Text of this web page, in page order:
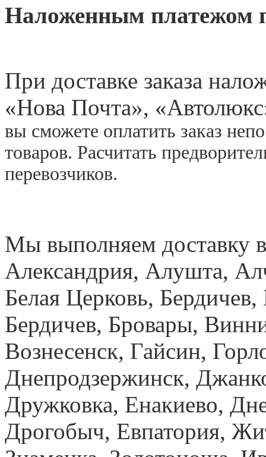
Наложенным платежом
При доставке заказа
«Нова Почта»,
вы сможете оплатить заказ
товаров. Расчитать
перевозчиков.
Мы выполняем доставку
Александрия, Алушта,
Белая Церковь,
Бердичев, Бровары,
Вознесенск, Гайсин,
Днепродзержинск,
Дружковка, Енакиево,
Дрогобыч, Евпатория,